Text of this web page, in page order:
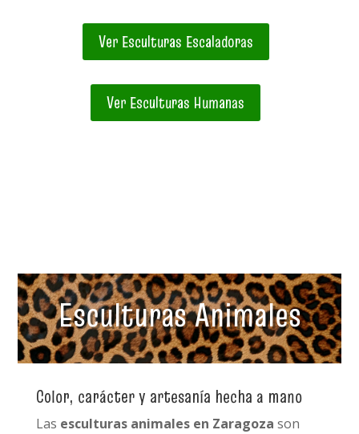
Ver Esculturas Escaladoras
Ver Esculturas Humanas
Esculturas Animales
Color, carácter y artesanía hecha a mano
Las esculturas animales en Zaragoza son